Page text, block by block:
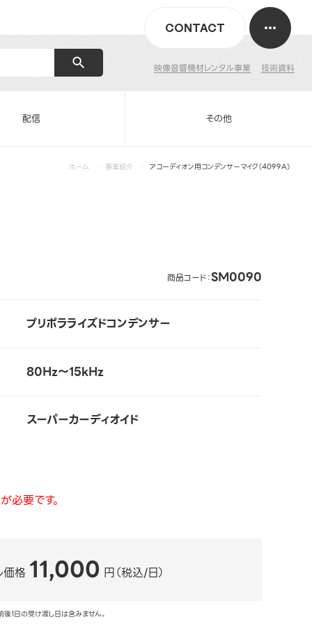
映像音響機材レンタル事業 技術資料
CONTACT
配信 その他
ホーム 事業紹介 アコーディオン用コンデンサーマイク（4099A）
商品コード：SM0090
プリポラライズドコンデンサー
80Hz～15kHz
スーパーカーディオイド
必要です。
価格 11,000 円（税込/日）
1日の受け渡し日は含みません。